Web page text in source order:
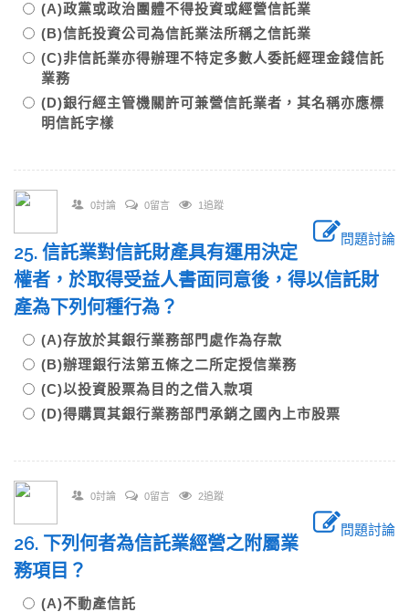
(A)政黨或政治團體不得投資或經營信託業
(B)信託投資公司為信託業法所稱之信託業
(C)非信託業亦得辦理不特定多數人委託經理金錢信託
業務
(D)銀行經主管機關許可兼營信託業者，其名稱亦應標
明信託字樣
0討論 0留言 1追蹤
問題討論
25. 信託業對信託財產具有運用決定
權者，於取得受益人書面同意後，得以信託財
產為下列何種行為？
(A)存放於其銀行業務部門處作為存款
(B)辦理銀行法第五條之二所定授信業務
(C)以投資股票為目的之借入款項
(D)得購買其銀行業務部門承銷之國內上市股票
0討論 0留言 2追蹤
問題討論
26. 下列何者為信託業經營之附屬業
務項目？
(A)不動產信託